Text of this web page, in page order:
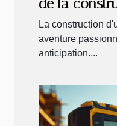
maison
La construction
aventure
anticipation....